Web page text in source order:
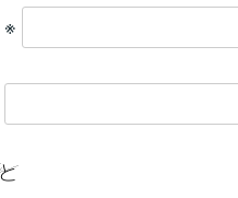
※